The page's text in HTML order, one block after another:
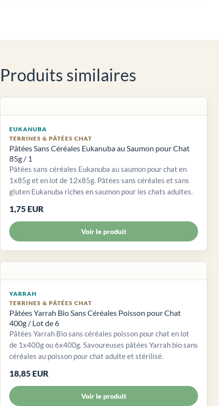
Produits similaires
EUKANUBA
TERRINES & PÂTÉES CHAT
Pâtées Sans Céréales Eukanuba au Saumon pour Chat
85g / 1
Pâtées sans céréales Eukanuba au saumon pour chat en
1x85g et en lot de 12x85g. Pâtées sans céréales et sans
gluten Eukanuba riches en saumon pour les chats adultes.
1,75 EUR
Voir le produit
YARRAH
TERRINES & PÂTÉES CHAT
Pâtées Yarrah Bio Sans Céréales Poisson pour Chat
400g / Lot de 6
Pâtées Yarrah Bio sans céréales poisson pour chat en lot
de 1x400g ou 6x400g. Savoureuses pâtées Yarrah bio sans
céréales au poisson pour chat adulte et stérilisé.
18,85 EUR
Voir le produit